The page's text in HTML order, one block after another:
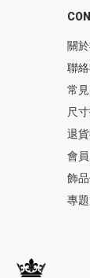
關
聯
常
尺
退
會
飾
專